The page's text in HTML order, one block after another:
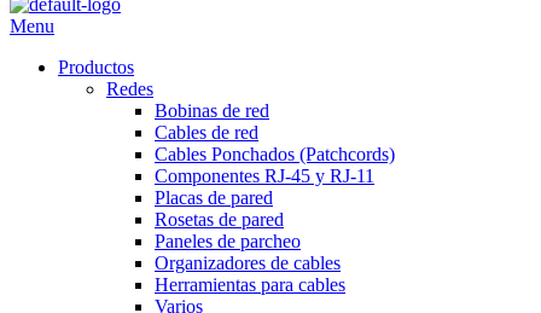
Menu
Productos
Redes
Bobinas de red
Cables de red
Cables Ponchados (Patchcords)
Componentes RJ-45 y RJ-11
Placas de pared
Rosetas de pared
Paneles de parcheo
Organizadores de cables
Herramientas para cables
Varios